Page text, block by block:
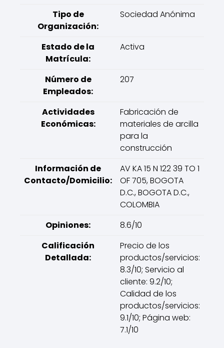
Tipo de
Organización:
Sociedad Anónima
Estado de la
Matrícula:
Activa
Número de
Empleados:
207
Actividades
Económicas:
Fabricación de
materiales de arcilla
para la
construcción
Información de
Contacto/Domicilio:
AV KA 15 N 122 39 TO 1
OF 705, BOGOTA
D.C., BOGOTA D.C.,
COLOMBIA
Opiniones:
8.6/10
Calificación
Detallada:
Precio de los
productos/servicios:
8.3/10; Servicio al
cliente: 9.2/10;
Calidad de los
productos/servicios:
9.1/10; Página web:
7.1/10